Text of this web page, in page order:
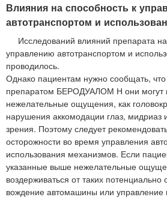
Влияния на способность к
автотранспортом и
Исследований влияний препарата
управлению автотранспортом и
проводилось.
Однако пациентам нужно сообщать,
препаратом БЕРОДУАЛОМ Н они могут
нежелательные ощущения, как
нарушения аккомодации глаз, мидриаз
зрения. Поэтому следует
осторожности во время управления
использования механизмов. Если
указанные выше нежелательные
воздерживаться от таких потенциально
вождение автомашины или